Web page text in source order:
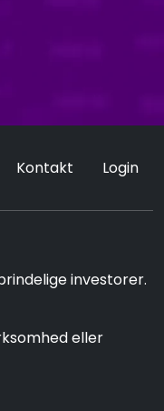
Kontakt Login
investorer.
eller